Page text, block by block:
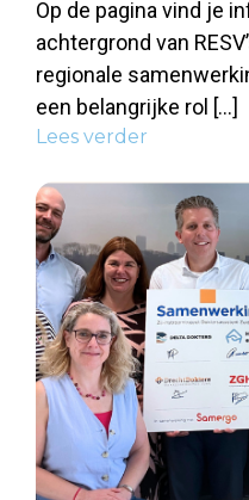
Op de pagina vind je
achtergrond van
regionale
een belangrijke rol […]
Lees verder